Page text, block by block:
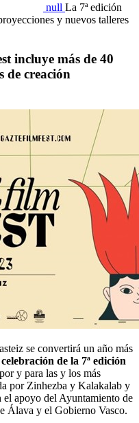
null La 7ª edición
y nuevos talleres
incluye más de 40
de creación
se convertirá un año más
celebración de la 7ª edición
y para las y los más
por Zinhezba y Kalakalab y
apoyo del Ayuntamiento de
Álava y el Gobierno Vasco.